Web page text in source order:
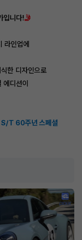
입니다!🤳
라인업에
한 디자인으로
디션이
T 60주년 스페셜